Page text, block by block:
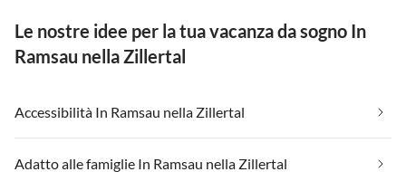
Le nostre idee per la tua vacanza da sogno In
Ramsau nella Zillertal
Accessibilità In Ramsau nella Zillertal
Adatto alle famiglie In Ramsau nella Zillertal